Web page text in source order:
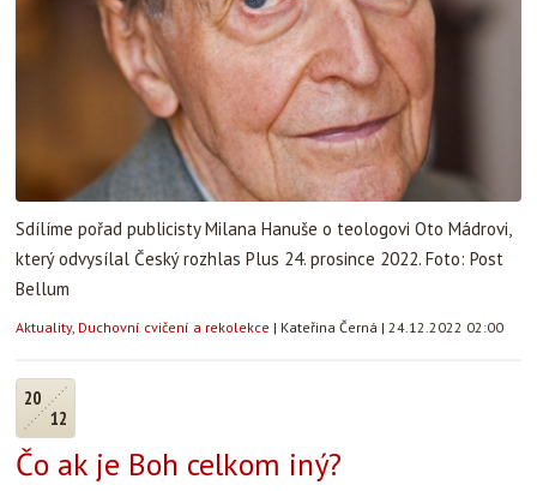
Sdílíme pořad publicisty Milana Hanuše o teologovi Oto Mádrovi,
který odvysílal Český rozhlas Plus 24. prosince 2022. Foto: Post
Bellum
Aktuality, Duchovní cvičení a rekolekce | Kateřina Černá | 24.12.2022 02:00
20
12
Čo ak je Boh celkom iný?